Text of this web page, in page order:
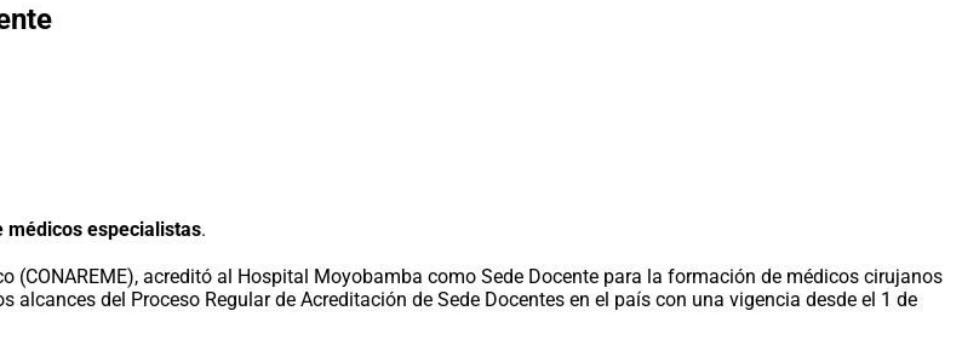
médicos especialistas.
(CONAREME), acreditó al Hospital Moyobamba como Sede Docente para la formación de médicos cirujanos
del Proceso Regular de Acreditación de Sede Docentes en el país con una vigencia desde el 1 de